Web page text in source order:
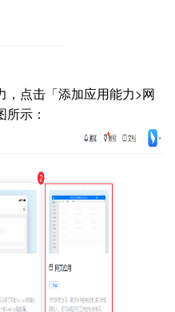
，点击「添加应用能力>网
示：